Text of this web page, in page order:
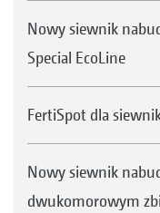
Nowy siewnik
Special EcoLine
FertiSpot dla
Nowy siewnik
dwukomorowym